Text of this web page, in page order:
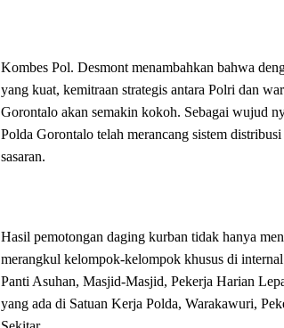
Kombes Pol. Desmont menambahkan bahwa
yang kuat, kemitraan strategis antara Polri dan
Gorontalo akan semakin kokoh. Sebagai wujud
Polda Gorontalo telah merancang sistem
sasaran.
Hasil pemotongan daging kurban tidak hanya
merangkul kelompok-kelompok khusus di
Panti Asuhan, Masjid-Masjid, Pekerja Harian
yang ada di Satuan Kerja Polda, Warakawuri,